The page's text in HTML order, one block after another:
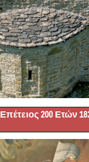
Επέτειος 200 Ετών